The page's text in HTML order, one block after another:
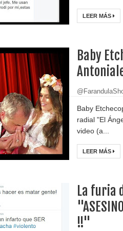
LEER MÁS
Baby
Baby
radial "El
video (a...
LEER MÁS
La furia
!!"